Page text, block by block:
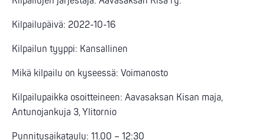
Kilpailupäivä: 2022-10-16
Kilpailun tyyppi: Kansallinen
Mikä kilpailu on kyseessä: Voimanosto
Kilpailupaikka osoitteineen: Aavasaksan Kisan maja,
Antunojankuja 3, Ylitornio
Punnitusaikataulu: 11.00 – 12:30